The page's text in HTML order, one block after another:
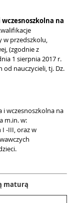
na
w przedszkolu,
(zgodnie z
1 sierpnia 2017 r.
od nauczycieli, tj. Dz.
wczesnoszkolna na
m.in. w:
I -III, oraz w
maturą